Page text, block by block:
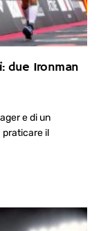
due Ironman
e di un
praticare il